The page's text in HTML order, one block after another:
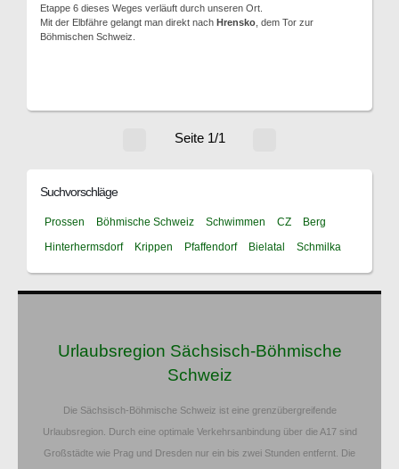
Etappe 6 dieses Weges verläuft durch unseren Ort.
Mit der Elbfähre gelangt man direkt nach Hrensko , dem Tor zur
Böhmischen Schweiz.
Seite 1/1
Suchvorschläge
Prossen Böhmische Schweiz Schwimmen CZ
Berg
Hinterhermsdorf
Krippen Pfaffendorf Bielatal Schmilka
Urlaubsregion Sächsisch-Böhmische
Schweiz
Die Sächsisch-Böhmische Schweiz ist eine grenzübergreifende
Urlaubsregion. Durch eine optimale Verkehrsanbindung über die A17 sind
Großstädte wie Prag und Dresden nur ein bis zwei Stunden entfernt. Die